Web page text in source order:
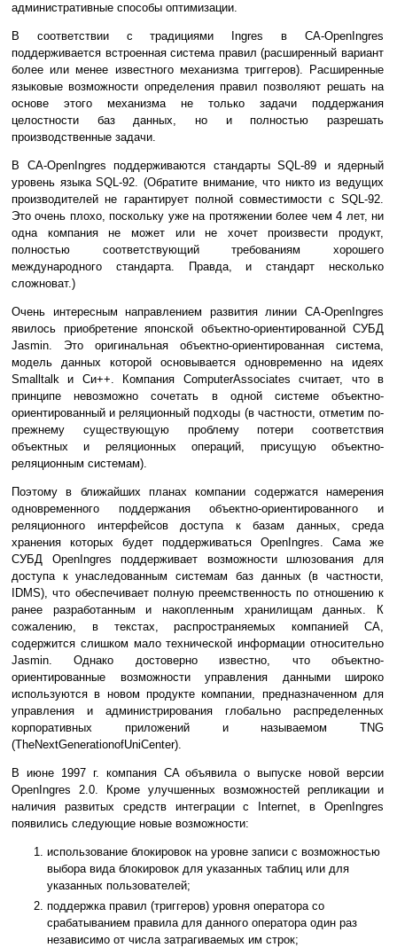
административные способы оптимизации.
В соответствии с традициями Ingres в CA-OpenIngres
поддерживается встроенная система правил (расширенный вариант
более или менее известного механизма триггеров). Расширенные
языковые возможности определения правил позволяют решать на
основе этого механизма не только задачи поддержания
целостности баз данных, но и полностью разрешать
производственные задачи.
В CA-OpenIngres поддерживаются стандарты SQL-89 и ядерный
уровень языка SQL-92. (Обратите внимание, что никто из ведущих
производителей не гарантирует полной совместимости с SQL-92.
Это очень плохо, поскольку уже на протяжении более чем 4 лет, ни
одна компания не может или не хочет произвести продукт,
полностью соответствующий требованиям хорошего
международного стандарта. Правда, и стандарт несколько
сложноват.)
Очень интересным направлением развития линии CA-OpenIngres
явилось приобретение японской объектно-ориентированной СУБД
Jasmin. Это оригинальная объектно-ориентированная система,
модель данных которой основывается одновременно на идеях
Smalltalk и Си++. Компания ComputerAssociates считает, что в
принципе невозможно сочетать в одной системе объектно-
ориентированный и реляционный подходы (в частности, отметим по-
прежнему существующую проблему потери соответствия
объектных и реляционных операций, присущую объектно-
реляционным системам).
Поэтому в ближайших планах компании содержатся намерения
одновременного поддержания объектно-ориентированного и
реляционного интерфейсов доступа к базам данных, среда
хранения которых будет поддерживаться OpenIngres. Сама же
СУБД OpenIngres поддерживает возможности шлюзования для
доступа к унаследованным системам баз данных (в частности,
IDMS), что обеспечивает полную преемственность по отношению к
ранее разработанным и накопленным хранилищам данных. К
сожалению, в текстах, распространяемых компанией CA,
содержится слишком мало технической информации относительно
Jasmin. Однако достоверно известно, что объектно-
ориентированные возможности управления данными широко
используются в новом продукте компании, предназначенном для
управления и администрирования глобально распределенных
корпоративных приложений и называемом TNG
(TheNextGenerationofUniCenter).
В июне 1997 г. компания CA объявила о выпуске новой версии
OpenIngres 2.0. Кроме улучшенных возможностей репликации и
наличия развитых средств интеграции с Internet, в OpenIngres
появились следующие новые возможности:
использование блокировок на уровне записи с возможностью
выбора вида блокировок для указанных таблиц или для
указанных пользователей;
поддержка правил (триггеров) уровня оператора со
срабатыванием правила для данного оператора один раз
независимо от числа затрагиваемых им строк;